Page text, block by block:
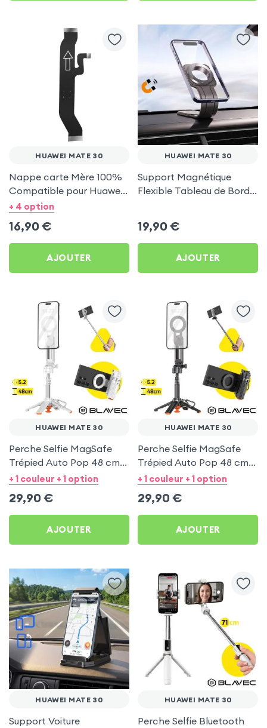
HUAWEI MATE 30
Nappe carte Mère 100%
Compatible pour Huawei
Mate 30
+ 4 option
16,90 €
AJOUTER
HUAWEI MATE 30
Support Magnétique
Flexible Tableau de Bord
19,90 €
AJOUTER
HUAWEI MATE 30
Perche Selfie MagSafe
Trépied Auto Pop 48 cm
Blanc pour Huawei Mate
+ 1 couleur + 1 option
29,90 €
AJOUTER
HUAWEI MATE 30
Perche Selfie MagSafe
Trépied Auto Pop 48 cm
Noir pour Huawei Mate 30
+ 1 couleur + 1 option
29,90 €
AJOUTER
HUAWEI MATE 30
Support Voiture
HUAWEI MATE 30
Perche Selfie Bluetooth